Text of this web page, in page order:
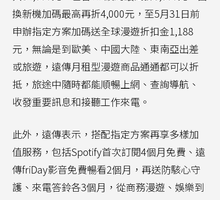
換新機加碼最高再折4,000元，至5月31日前
申辦指定方案加碼送全球漫遊折扣金1,188
元，無論是到歐美、中國大陸、東南亞出差
或旅遊，遠傳月租型漫遊商品通通都可以折
抵，旅途中隨時都能順暢上網、查詢導航、
收發重要訊息和接聽工作來電。
此外，遠傳表示，搭配指定方案再享多樣加
值服務，包括Spotify首次訂閱4個月免費、遠
傳friDay影音免費暢看2個月，再送防駭心守
護、來電答鈴各3個月，從商務漫遊、娛樂到